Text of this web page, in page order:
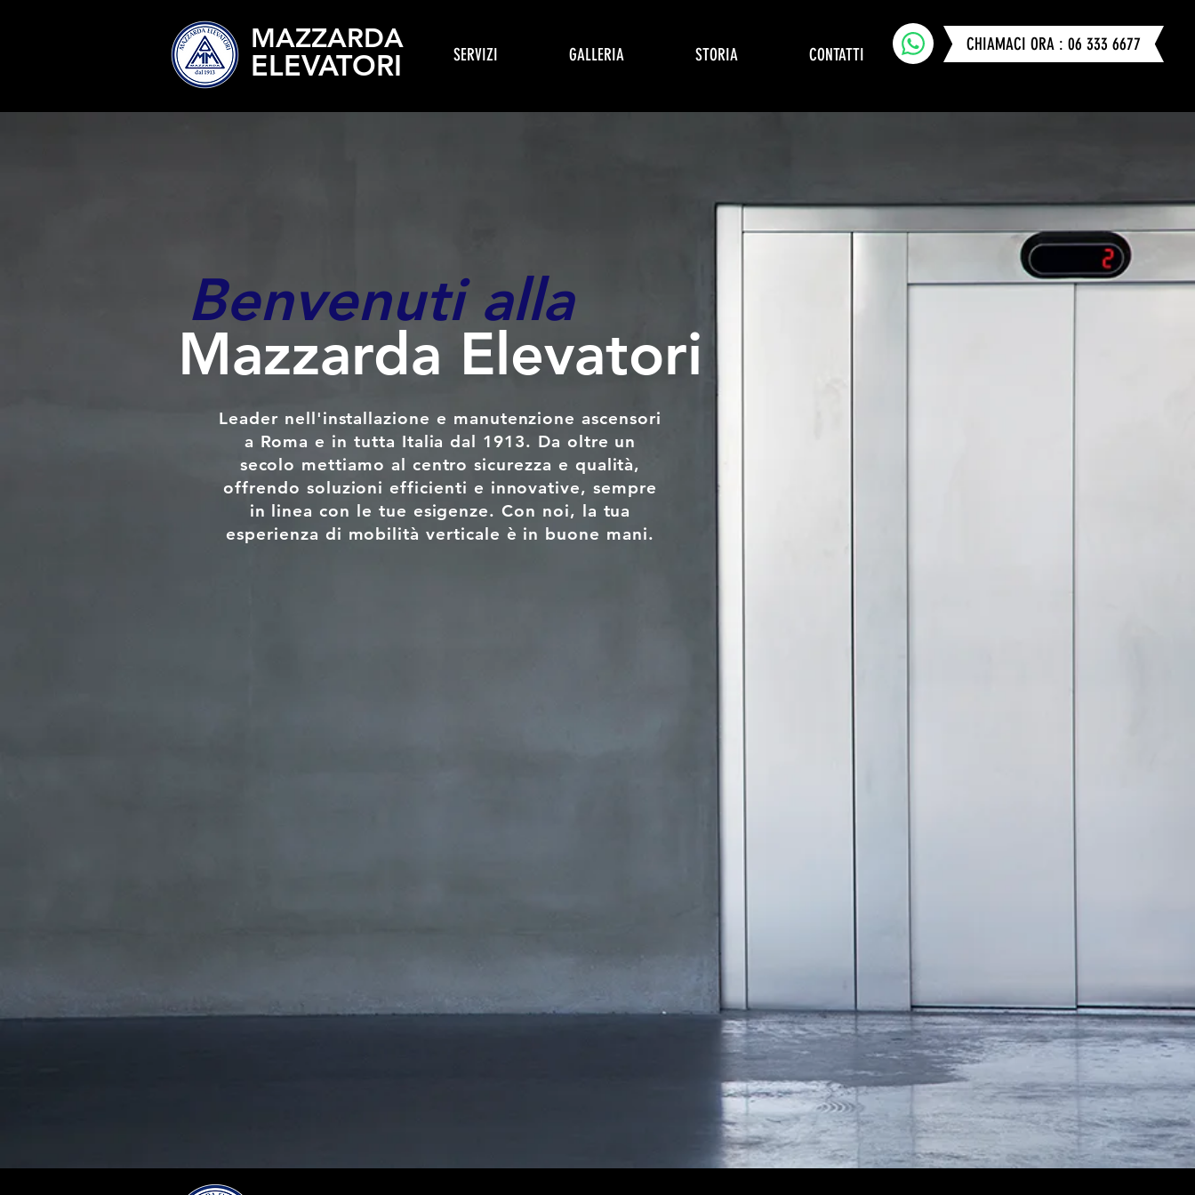
CHIAMACI ORA : 06 333 6677
MAZZARDA
ELEVATORI SERVIZI GALLERIA STORIA CONTATTI
Benvenuti alla
Mazzarda Elevatori
Leader nell'installazione e manutenzione ascensori
a Roma e in tutta Italia dal 1913. Da oltre un
secolo mettiamo al centro sicurezza e qualità,
offrendo soluzioni efficienti e innovative, sempre
in linea con le tue esigenze. Con noi, la tua
esperienza di mobilità verticale è in buone mani.